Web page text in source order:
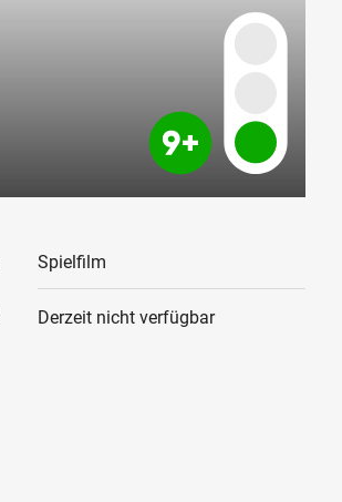
Spielfilm
Derzeit nicht verfügbar